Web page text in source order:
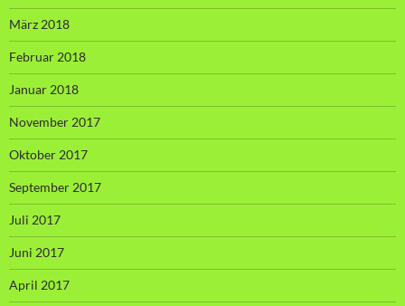
März 2018
Februar 2018
Januar 2018
November 2017
Oktober 2017
September 2017
Juli 2017
Juni 2017
April 2017